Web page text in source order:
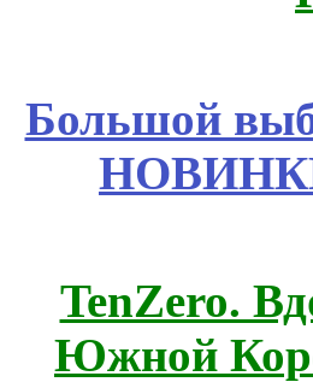
Большой
TenZero.
Южной